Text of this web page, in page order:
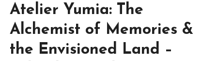
Atelier Yumia: The
Alchemist of Memories &
the Envisioned Land –